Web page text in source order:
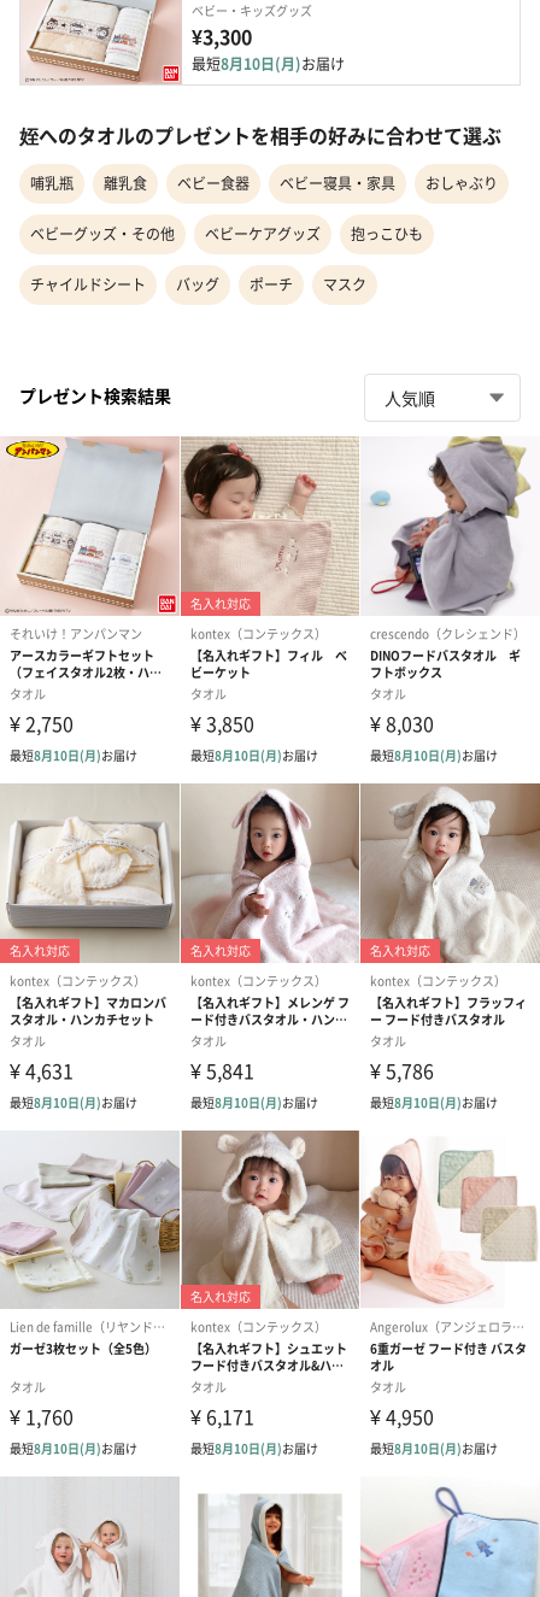
ベビー・キッズグッズ
¥3,300
最短8月10日(月)お届け
姪へのタオルのプレゼントを相手の好みに合わせて選ぶ
哺乳瓶 離乳食 ベビー食器 ベビー寝具・家具 おしゃぶり
ベビーグッズ・その他 ベビーケアグッズ 抱っこひも
チャイルドシート バッグ ポーチ マスク
プレゼント検索結果